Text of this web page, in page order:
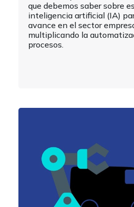
que debemos saber sobre
inteligencia artificial (IA)
avance en el sector
multiplicando la
procesos.